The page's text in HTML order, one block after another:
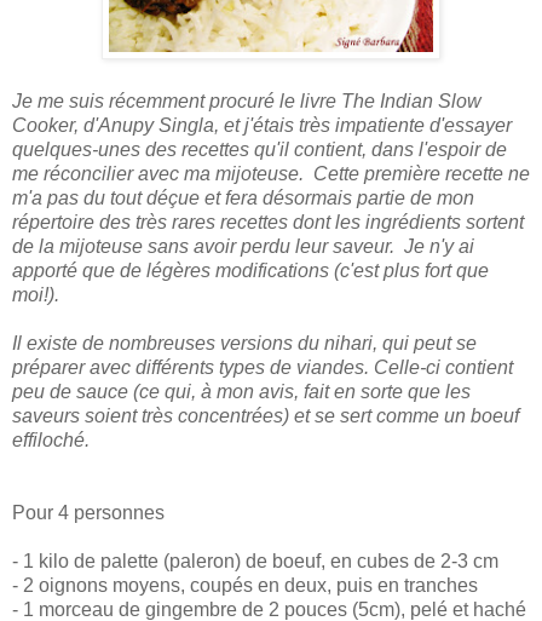
Je me suis récemment procuré le livre The Indian Slow
Cooker, d'Anupy Singla, et j'étais très impatiente d'essayer
quelques-unes des recettes qu'il contient, dans l'espoir de
me réconcilier avec ma mijoteuse. Cette première recette ne
m'a pas du tout déçue et fera désormais partie de mon
répertoire des très rares recettes dont les ingrédients sortent
de la mijoteuse sans avoir perdu leur saveur. Je n'y ai
apporté que de légères modifications (c'est plus fort que
moi!).
Il existe de nombreuses versions du nihari, qui peut se
préparer avec différents types de viandes. Celle-ci contient
peu de sauce (ce qui, à mon avis, fait en sorte que les
saveurs soient très concentrées) et se sert comme un boeuf
effiloché.
Pour 4 personnes
- 1 kilo de palette (paleron) de boeuf, en cubes de 2-3 cm
- 2 oignons moyens, coupés en deux, puis en tranches
- 1 morceau de gingembre de 2 pouces (5cm), pelé et haché